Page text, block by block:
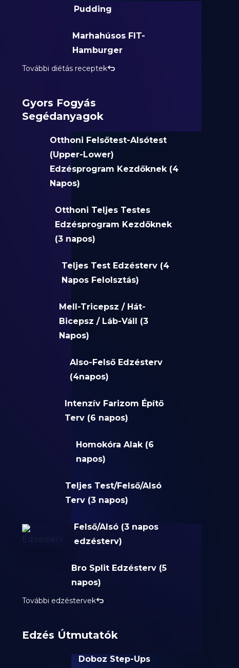
Pudding
Marhahúsos FIT-
Hamburger
További diétás receptek
Gyors Fogyás
Segédanyagok
Otthoni Felsőtest-Alsótest
(Upper-Lower)
Edzésprogram Kezdőknek (4
Napos)
Otthoni Teljes Testes
Edzésprogram Kezdőknek
(3 napos)
Teljes Test Edzésterv (4
Napos Felolsztás)
Mell-Tricepsz / Hát-
Bicepsz / Láb-Váll (3
Napos)
Also-Felső Edzésterv
(4napos)
Intenzív Farizom Építő
Terv (6 napos)
Homokóra Alak (6
napos)
Teljes Test/Felső/Alsó
Terv (3 napos)
Felső/Alsó (3 napos
edzésterv)
Bro Split Edzésterv (5
napos)
További edzéstervek
Edzés Útmutatók
Doboz Step-Ups